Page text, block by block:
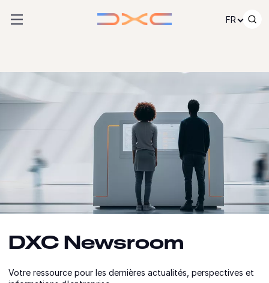
FR
DXC Newsroom
Votre ressource pour les dernières actualités, perspectives et